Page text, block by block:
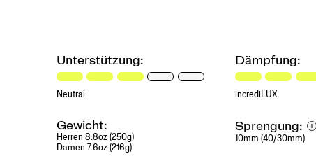
premium
you
need
high-
mileage
training
Unterstützung:
Neutral
Dämpfung:
incrediLUX
Gewicht:
Herren 8.8oz (250g)
Damen 7.6oz (216g)
Sprengung:
10mm (40/30mm)